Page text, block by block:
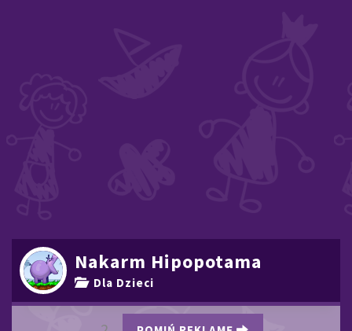
Nakarm Hipopotama
Dla Dzieci